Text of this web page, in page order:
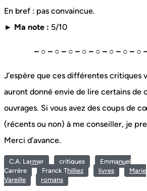
En bref : pas convaincue.
► Ma note : 5/10
– ○ – ○ – ○ – ○ – ○ – ○ – ○ – ○
J’espère que ces différentes critiques
auront donné envie de lire certains de
ouvrages. Si vous avez des coups de
(récents ou non) à me conseiller, je
Merci d’avance.
C.A. Larmer critiques
Emmanuel
Carrère
Franck Thilliez livres
Marie
Vareille
romans